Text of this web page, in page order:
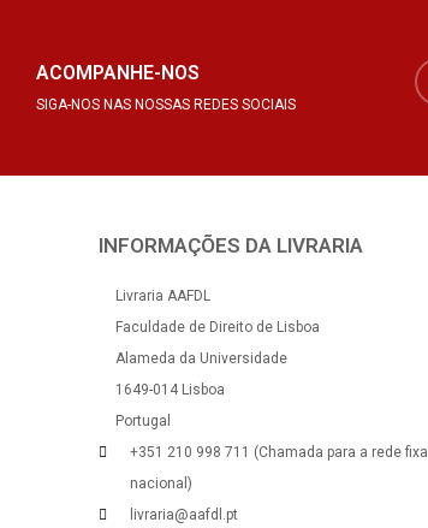
ACOMPANHE-NOS
SIGA-NOS NAS NOSSAS REDES SOCIAIS
INFORMAÇÕES DA LIVRARIA
Livraria AAFDL
Faculdade de Direito de Lisboa
Alameda da Universidade
1649-014 Lisboa
Portugal
+351 210 998 711 (Chamada para a rede fixa
nacional)
livraria@aafdl.pt